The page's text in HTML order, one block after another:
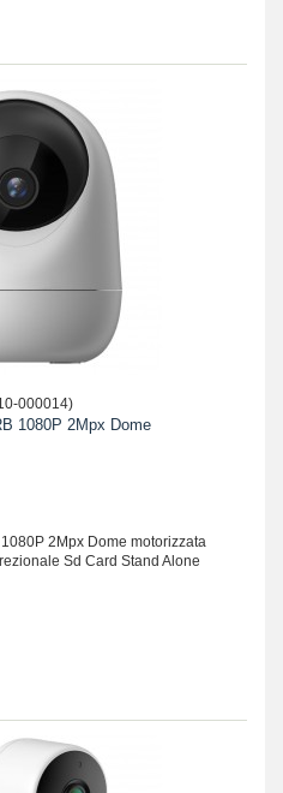
000014)
1080P 2Mpx Dome
2Mpx Dome motorizzata
Sd Card Stand Alone